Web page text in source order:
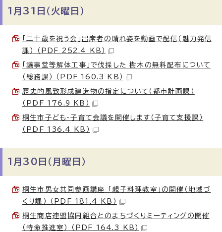
1月31日（火曜日）
「二十歳を祝う会」出席者の晴れ姿を動画で配信（魅力発信
課） （PDF 252.4 KB）
「議事堂等解体工事」で伐採した 樹木の無料配布について
（総務課） （PDF 160.3 KB）
歴史的風致形成建造物の指定について（都市計画課）
（PDF 176.9 KB）
桐生市子ども・子育て会議を開催します（子育て支援課）
（PDF 136.4 KB）
1月30日（月曜日）
桐生市男女共同参画講座 「親子料理教室」の開催（地域づ
くり課） （PDF 181.4 KB）
桐生商店連盟協同組合とのまちづくりミーティングの開催
（特命推進室） （PDF 164.3 KB）